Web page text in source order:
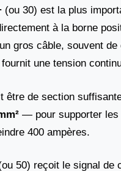
(ou 30) est la plus
à la borne
gros câble, souvent de
une tension
être de section
— pour supporter les
400 ampères.
50) reçoit le signal de